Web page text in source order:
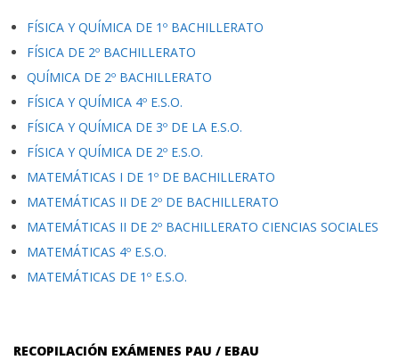
FÍSICA Y QUÍMICA DE 1º BACHILLERATO
FÍSICA DE 2º BACHILLERATO
QUÍMICA DE 2º BACHILLERATO
FÍSICA Y QUÍMICA 4º E.S.O.
FÍSICA Y QUÍMICA DE 3º DE LA E.S.O.
FÍSICA Y QUÍMICA DE 2º E.S.O.
MATEMÁTICAS I DE 1º DE BACHILLERATO
MATEMÁTICAS II DE 2º DE BACHILLERATO
MATEMÁTICAS II DE 2º BACHILLERATO CIENCIAS SOCIALES
MATEMÁTICAS 4º E.S.O.
MATEMÁTICAS DE 1º E.S.O.
RECOPILACIÓN EXÁMENES PAU / EBAU